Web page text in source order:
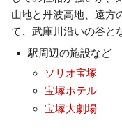
山地と丹波高地、遠方
て、武庫川沿いの谷と
駅周辺の施設など
ソリオ宝塚
宝塚ホテル
宝塚大劇場